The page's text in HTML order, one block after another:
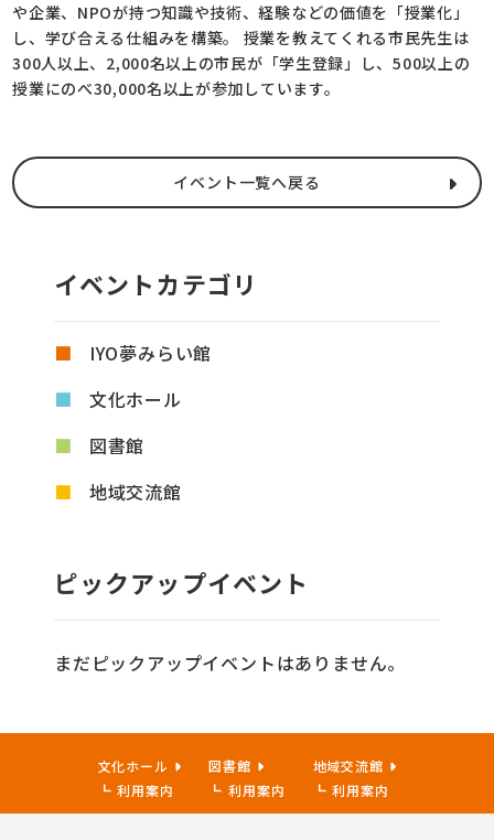
や企業、NPOが持つ知識や技術、経験などの価値を「授業化」
し、学び合える仕組みを構築。 授業を教えてくれる市民先生は
300人以上、2,000名以上の市民が「学生登録」し、500以上の
授業にのべ30,000名以上が参加しています。
イベント一覧へ戻る
イベントカテゴリ
IYO夢みらい館
文化ホール
図書館
地域交流館
ピックアップイベント
まだピックアップイベントはありません。
文化ホール
利用案内
図書館
利用案内
地域交流館
利用案内